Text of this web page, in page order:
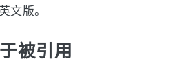
文版。
被引用